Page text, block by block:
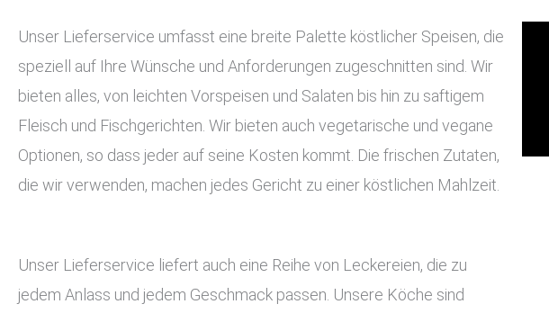
Unser Lieferservice umfasst eine breite Palette köstlicher Speisen, die
speziell auf Ihre Wünsche und Anforderungen zugeschnitten sind. Wir
bieten alles, von leichten Vorspeisen und Salaten bis hin zu saftigem
Fleisch und Fischgerichten. Wir bieten auch vegetarische und vegane
Optionen, so dass jeder auf seine Kosten kommt. Die frischen Zutaten,
die wir verwenden, machen jedes Gericht zu einer köstlichen Mahlzeit.
Unser Lieferservice liefert auch eine Reihe von Leckereien, die zu
jedem Anlass und jedem Geschmack passen. Unsere Köche sind